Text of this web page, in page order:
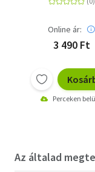
Online ár:
3 490 Ft
Perceken
Az általad